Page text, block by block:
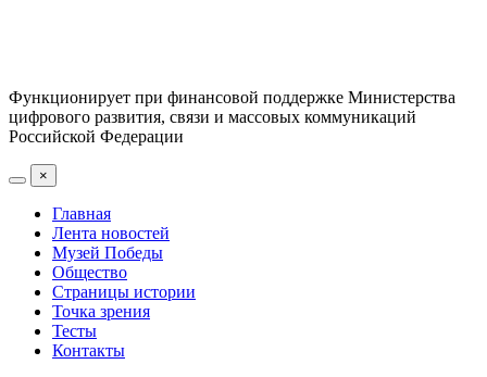
Функционирует при финансовой поддержке Министерства
цифрового развития, связи и массовых коммуникаций
Российской Федерации
×
Главная
Лента новостей
Музей Победы
Общество
Страницы истории
Точка зрения
Тесты
Контакты